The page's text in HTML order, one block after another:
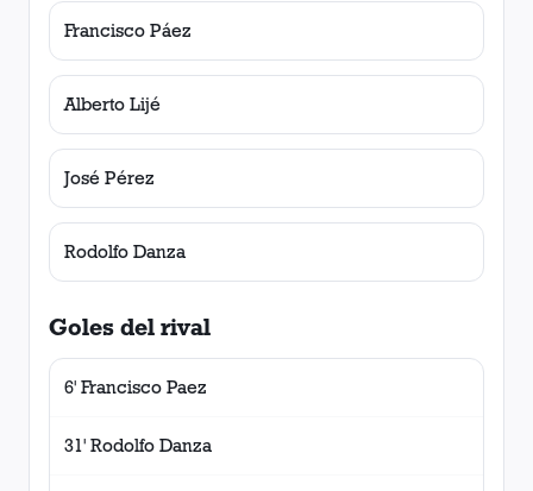
Francisco Páez
Alberto Lijé
José Pérez
Rodolfo Danza
Goles del rival
6' Francisco Paez
31' Rodolfo Danza